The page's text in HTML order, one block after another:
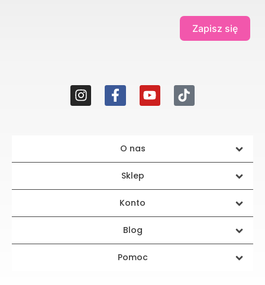
Zapisz się
O nas
Sklep
Konto
Blog
Pomoc